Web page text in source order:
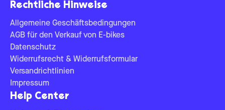
Rechtliche Hinweise
Allgemeine Geschäftsbedingungen
AGB für den Verkauf von E-bikes
Datenschutz
Widerrufsrecht & Widerrufsformular
Versandrichtlinien
Impressum
Help Center